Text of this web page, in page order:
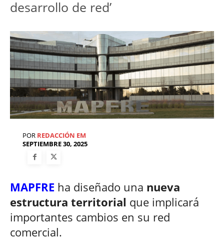
desarrollo de red’
POR REDACCIÓN EM
SEPTIEMBRE 30, 2025
MAPFRE ha diseñado una nueva
estructura territorial que implicará
importantes cambios en su red
comercial.